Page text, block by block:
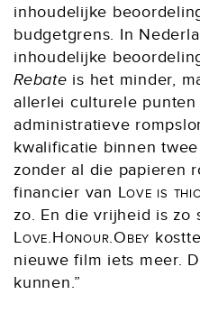
inhoudelijke
budgetgrens. In
inhoudelijke
Rebate is het minder,
allerlei culturele
administratieve
kwalificatie binnen
zonder al die papieren
financier van Love is
zo. En die vrijheid is zo
Love.Honour.Obey
nieuwe film iets meer.
kunnen.”